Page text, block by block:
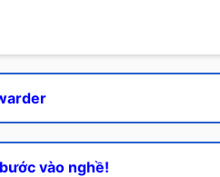
vào nghề!